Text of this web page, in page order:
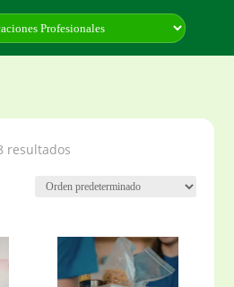
resultados